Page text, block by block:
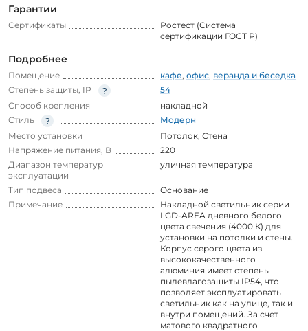
Гарантии
Сертификаты
Ростест (Система
сертификации ГОСТ Р)
Подробнее
Помещение кафе, офис, веранда и беседка
Степень защиты, IP
54
Способ крепления
накладной
Стиль
Модерн
Место установки
Потолок, Стена
Напряжение питания, В
220
Диапазон температур
эксплуатации
уличная температура
Тип подвеса
Основание
Примечание
Накладной светильник серии
LGD-AREA дневного белого
цвета свечения (4000 К) для
установки на потолки и стены.
Корпус серого цвета из
высококачественного
алюминия имеет степень
пылевлагозащиты IP54, что
позволяет эксплуатировать
светильник как на улице, так и
внутри помещений. За счет
матового квадратного